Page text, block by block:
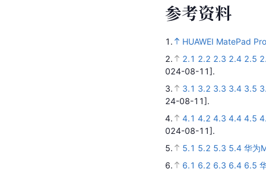
参考资料
1.
HUAWEI MatePad
2.
2.1 2.2 2.3 2.4 2.5
024-08-11].
3.
3.1 3.2 3.3 3.4 3.5
24-08-11].
4.
4.1 4.2 4.3 4.4 4.5
024-08-11].
5.
5.1 5.2 5.3 5.4 华为
6.
6.1 6.2 6.3 6.4 6.5